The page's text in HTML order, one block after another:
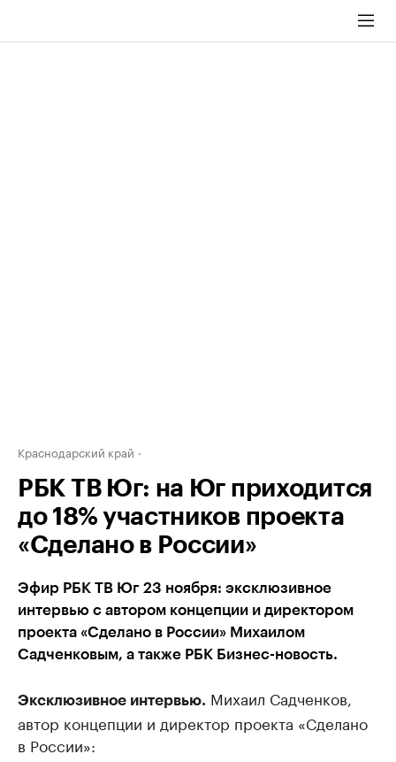
Краснодарский край
РБК ТВ Юг: на Юг приходится
до 18% участников проекта
«Сделано в России»
Эфир РБК ТВ Юг 23 ноября: эксклюзивное
интервью с автором концепции и директором
проекта «Сделано в России» Михаилом
Садченковым, а также РБК Бизнес-новость.
Эксклюзивное интервью. Михаил Садченков,
автор концепции и директор проекта «Сделано
в России»: